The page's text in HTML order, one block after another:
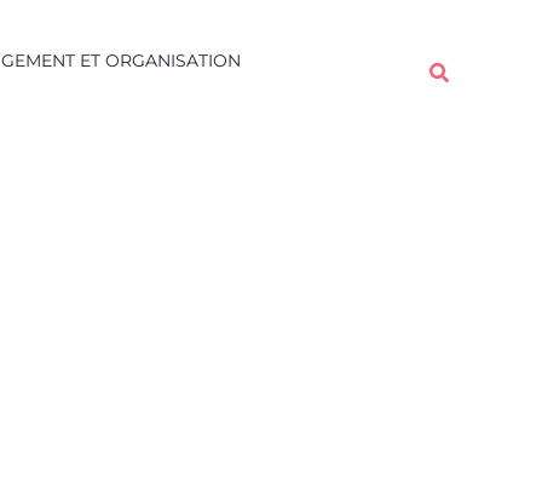
ET ORGANISATION Rechercher